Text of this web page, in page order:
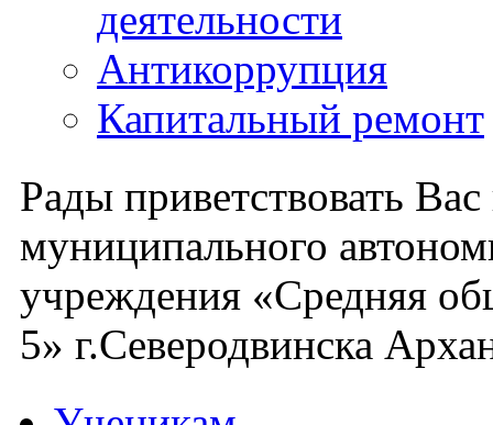
деятельности
Антикоррупция
Капитальный ремонт
Рады приветствовать
муниципального
учреждения «Средняя
5» г.Северодвинска